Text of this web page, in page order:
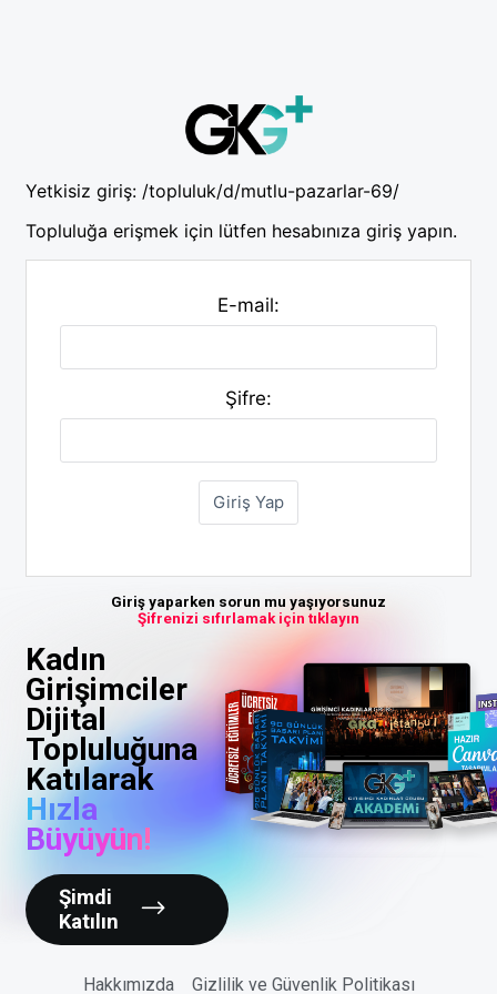
Yetkisiz giriş: /topluluk/d/mutlu-pazarlar-69/
Topluluğa erişmek için lütfen hesabınıza giriş yapın.
E-mail:
Şifre:
Giriş yaparken sorun mu yaşıyorsunuz
Şifrenizi sıfırlamak için tıklayın
Kadın
Girişimciler
Dijital
Topluluğuna
Katılarak
Hızla
Büyüyün!
Şimdi
Katılın
Hakkımızda Gizlilik ve Güvenlik Politikası